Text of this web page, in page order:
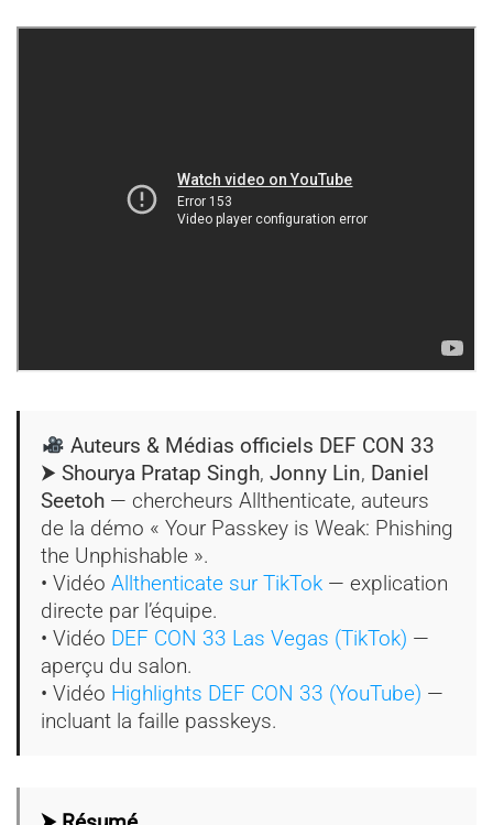
Auteurs & Médias officiels DEF CON 33
⮞ Shourya Pratap Singh,Jonny Lin, Daniel
Seetoh — chercheurs Allthenticate, auteurs
de la démo « Your Passkey is Weak: Phishing
the Unphishable ».
• VidéoAllthenticate sur TikTok — explication
directe par l’équipe.
• Vidéo DEF CON 33 Las Vegas (TikTok) —
aperçu du salon.
• Vidéo Highlights DEF CON 33 (YouTube) —
incluant la faille passkeys.